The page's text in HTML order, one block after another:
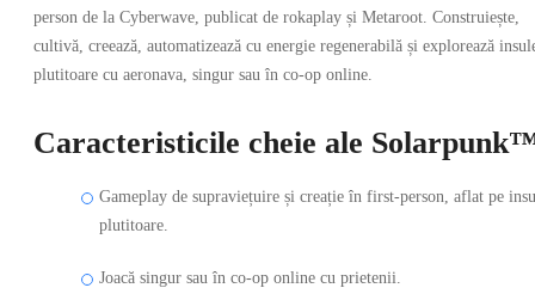
person de la Cyberwave, publicat de rokaplay și Metaroot. Construiește,
cultivă, creează, automatizează cu energie regenerabilă și explorează
plutitoare cu aeronava, singur sau în co-op online.
Caracteristicile cheie ale
Gameplay de supraviețuire și creație în first-person, aflat pe
plutitoare.
Joacă singur sau în co-op online cu prietenii.